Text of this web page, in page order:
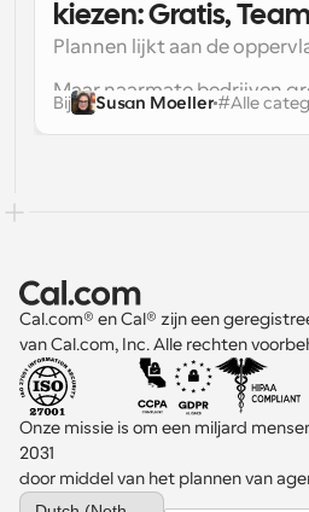
kiezen: Gratis,
Organisaties of
Plannen lijkt aan de
Maar naarmate bedrijven
infrastructuur. Het
plannen tot governance op
elke laag gebouwd voor
complexiteitsniveau.
Gratis:
planning voor
Kernfocus: onbeperkte,
zonder betaalmuren
De meeste planningstools
Bij Susan Moeller #Alle
Cal.com® en Cal® zijn een
van Cal.com, Inc. Alle rechten
Onze missie is om een miljard
2031
door middel van het plannen van
Select Language